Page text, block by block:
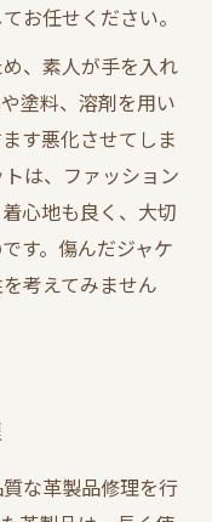
お任せください。
、素人が手を入れ
塗料、溶剤を用い
す悪化させてしま
は、ファッション
心地も良く、大切
す。傷んだジャケ
考えてみません
な革製品修理を行